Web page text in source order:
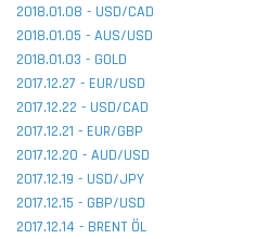
2018.01.08 - USD/CAD
2018.01.05 - AUS/USD
2018.01.03 - GOLD
2017.12.27 - EUR/USD
2017.12.22 - USD/CAD
2017.12.21 - EUR/GBP
2017.12.20 - AUD/USD
2017.12.19 - USD/JPY
2017.12.15 - GBP/USD
2017.12.14 - BRENT ÖL